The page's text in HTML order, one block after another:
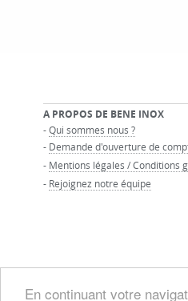
En continuant votre
A PROPOS DE BENE INOX
-Qui sommes nous ?
- Demande d'ouverture de
- Mentions légales / Conditions
- Rejoignez notre équipe